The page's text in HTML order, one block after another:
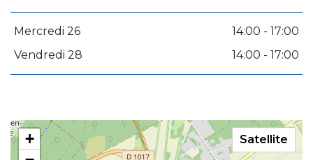
Mercredi 26
14:00 - 17:00
Vendredi 28
14:00 - 17:00
+
Satellite